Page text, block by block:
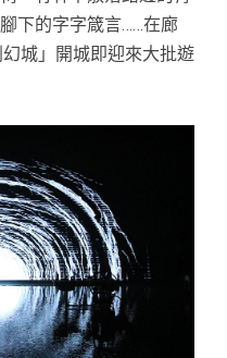
下的字字箴言……在廊
城」開城即迎來大批遊